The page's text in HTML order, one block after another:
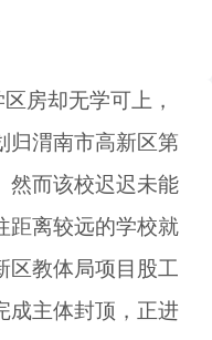
房却无学可上，
归渭南市高新区第
然而该校迟迟未能
距离较远的学校就
区教体局项目股工
成主体封顶，正进